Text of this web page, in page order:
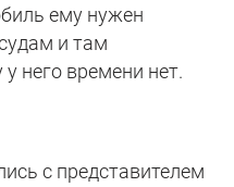
ему нужен
и там
него времени нет.
с представителем